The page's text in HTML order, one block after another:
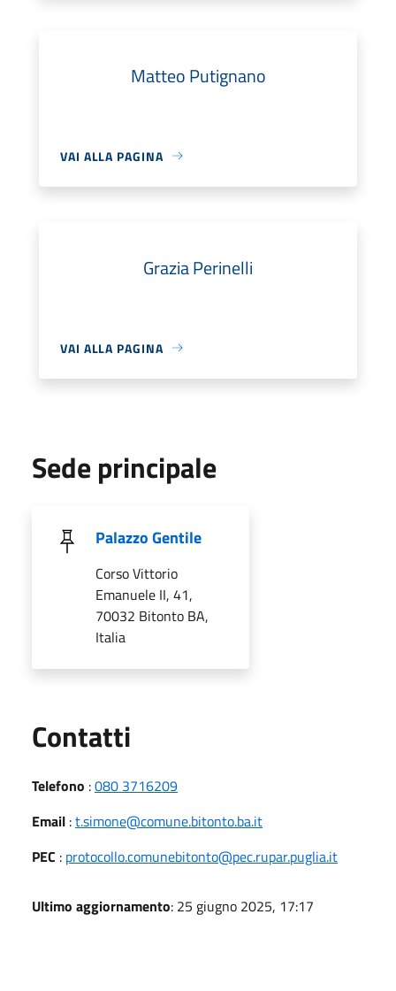
Matteo Putignano
VAI ALLA PAGINA
Grazia Perinelli
VAI ALLA PAGINA
Sede principale
Palazzo Gentile
Corso Vittorio
Emanuele II, 41,
70032 Bitonto BA,
Italia
Contatti
Telefono :080 3716209
Email :t.simone@comune.bitonto.ba.it
PEC : protocollo.comunebitonto@pec.rupar.puglia.it
Ultimo aggiornamento: 25 giugno 2025, 17:17